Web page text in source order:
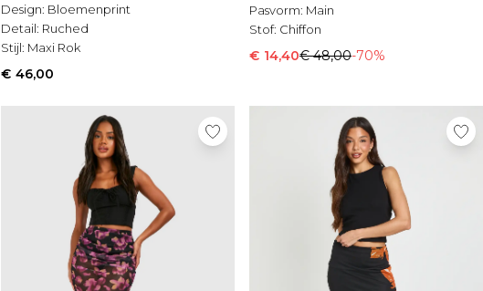
Design: Bloemenprint
Detail: Ruched
Stijl: Maxi Rok
€ 46,00
Pasvorm: Main
Stof: Chiffon
€ 14,40€ 48,00-70%